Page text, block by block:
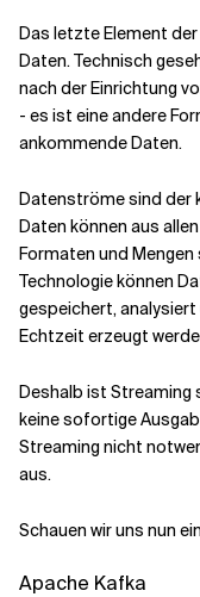
Das letzte Element
Daten. Technisch
nach der Einrichtung
- es ist eine andere
ankommende Daten.
Datenströme sind der
Daten können aus
Formaten und
Technologie können
gespeichert,
Echtzeit erzeugt
Deshalb ist Streaming
keine sofortige
Streaming nicht
aus.
Schauen wir uns nun
Apache Kafka